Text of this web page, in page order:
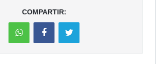
COMPARTIR: